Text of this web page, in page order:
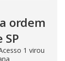
ordem
1 virou